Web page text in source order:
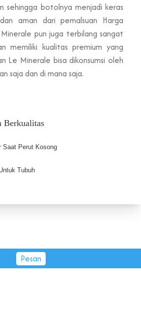
sehingga botolnya menjadi keras
aman dari pemalsuan Harga
pun juga terbilang sangat
memiliki kualitas premium yang
Le Minerale bisa dikonsumsi oleh
saja dan di mana saja.
Saat Perut Kosong
Tubuh
Pesan